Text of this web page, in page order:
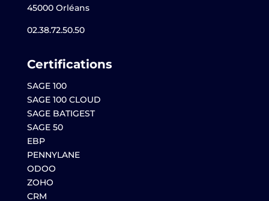
45000 Orléans
02.38.72.50.50
Certifications
SAGE 100
SAGE 100 CLOUD
SAGE BATIGEST
SAGE 50
EBP
PENNYLANE
ODOO
ZOHO
CRM